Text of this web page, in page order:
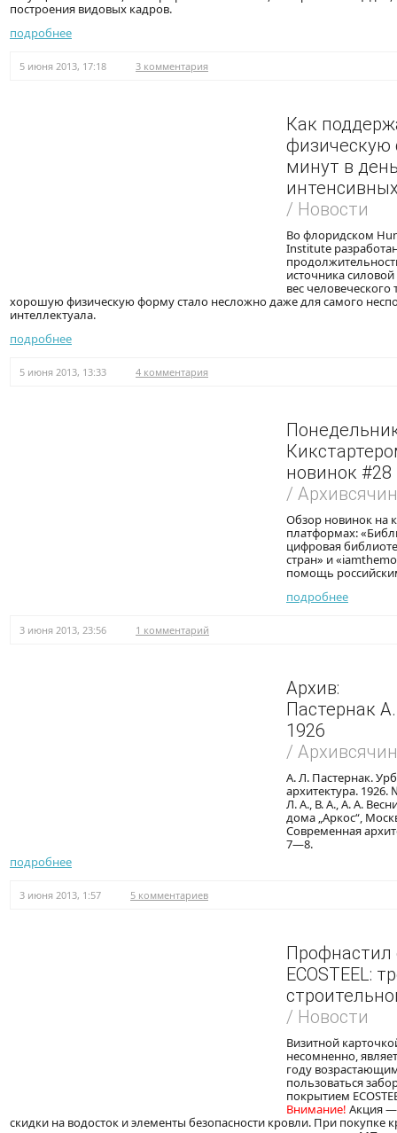
построения видовых кадров.
подробнее
5 июня 2013, 17:18 3 комментария
Как
физическую
минут в
/ Новости
Во флоридском
Institute
источника силовой
вес
хорошую физическую форму стало несложно даже для самого
интеллектуала.
подробнее
5 июня 2013, 13:33 4 комментария
новинок #28
/
Обзор новинок на
платформах:
цифровая
стран» и
помощь
подробнее
3 июня 2013, 23:56 1 комментарий
Архив:
Пастернак
1926
/
А. Л. Пастернак.
архитектура.
Л. А., В. А., А. А.
дома „Аркос“,
Современная
7—8.
подробнее
3 июня 2013, 1:57 5 комментариев
ECOSTEEL:
/ Новости
Визитной
несомненно,
году
пользоваться
покрытием
Внимание! Акция
скидки на водосток и элементы безопасности кровли. При